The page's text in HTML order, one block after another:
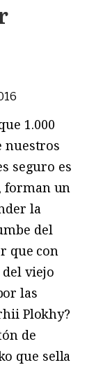
1.000
nuestros
seguro es
forman un
la
del
que con
viejo
las
Plokhy?
de
que sella